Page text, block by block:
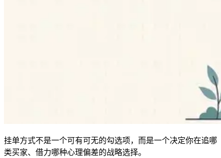
挂单方式不是一个可有可无的勾选项，而是一个决定你在追哪
类买家、借力哪种心理偏差的战略选择。